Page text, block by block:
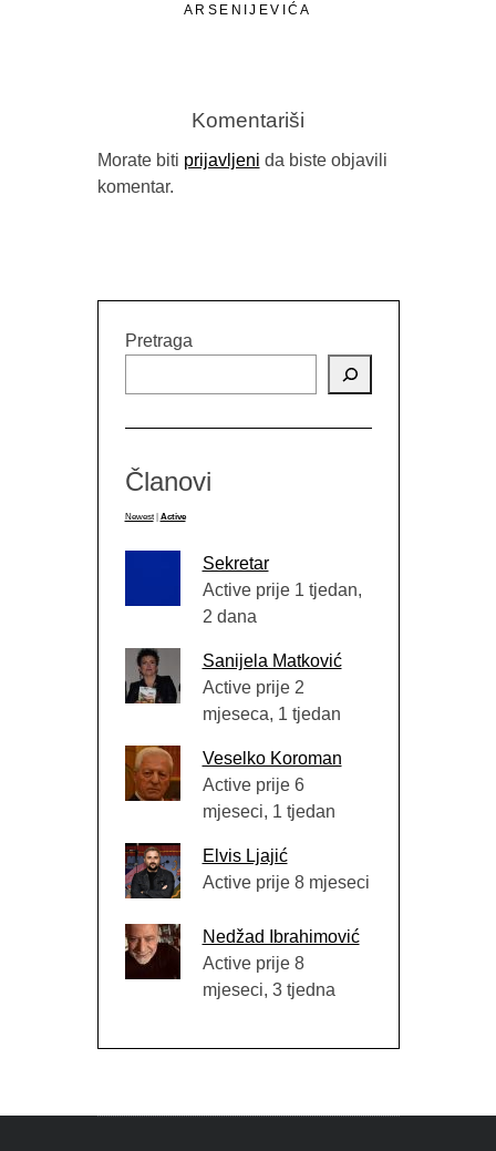
ARSENIJEVIĆA
Komentariši
Morate biti prijavljeni da biste objavili
komentar.
Pretraga
Članovi
Newest Active
Sekretar
Active prije 1 tjedan,
2 dana
Sanijela Matković
Active prije 2
mjeseca, 1 tjedan
Veselko Koroman
Active prije 6
mjeseci, 1 tjedan
Elvis Ljajić
Active prije 8 mjeseci
Nedžad Ibrahimović
Active prije 8
mjeseci, 3 tjedna